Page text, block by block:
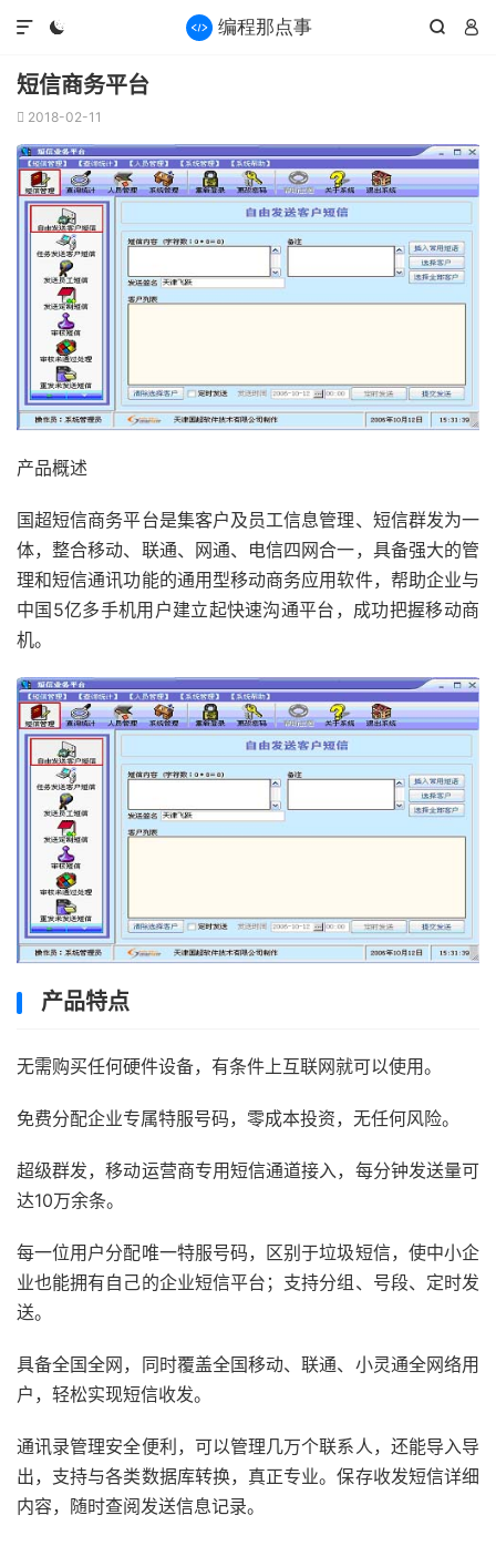
  

短信商务平台
 2018-02-11
产品概述
国超短信商务平台是集客户及员工信息管理、短信群发为一
体，整合移动、联通、网通、电信四网合一，具备强大的管
理和短信通讯功能的通用型移动商务应用软件，帮助企业与
中国5亿多手机用户建立起快速沟通平台，成功把握移动商
机。
产品特点
无需购买任何硬件设备，有条件上互联网就可以使用。
免费分配企业专属特服号码，零成本投资，无任何风险。
超级群发，移动运营商专用短信通道接入，每分钟发送量可
达10万余条。
每一位用户分配唯一特服号码，区别于垃圾短信，使中小企
业也能拥有自己的企业短信平台；支持分组、号段、定时发
送。
具备全国全网，同时覆盖全国移动、联通、小灵通全网络用
户，轻松实现短信收发。
通讯录管理安全便利，可以管理几万个联系人，还能导入导
出，支持与各类数据库转换，真正专业。保存收发短信详细
内容，随时查阅发送信息记录。